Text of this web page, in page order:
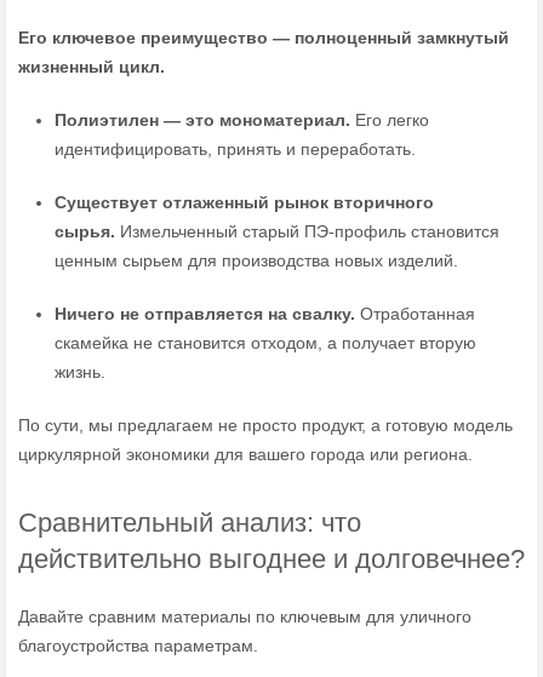
Его ключевое преимущество — полноценный замкнутый
жизненный цикл.
Полиэтилен — это мономатериал. Его легко
идентифицировать, принять и переработать.
Существует отлаженный рынок вторичного
сырья. Измельченный старый ПЭ-профиль становится
ценным сырьем для производства новых изделий.
Ничего не отправляется на свалку. Отработанная
скамейка не становится отходом, а получает вторую
жизнь.
По сути, мы предлагаем не просто продукт, а готовую модель
циркулярной экономики для вашего города или региона.
Сравнительный анализ: что
действительно выгоднее и долговечнее?
Давайте сравним материалы по ключевым для уличного
благоустройства параметрам.